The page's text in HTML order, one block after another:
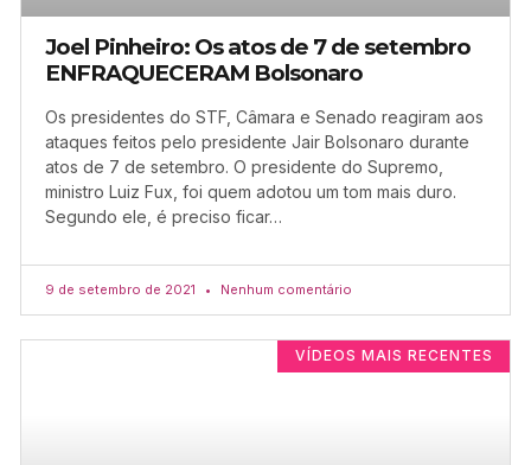
Joel Pinheiro: Os atos de 7 de setembro
ENFRAQUECERAM Bolsonaro
Os presidentes do STF, Câmara e Senado reagiram aos
ataques feitos pelo presidente Jair Bolsonaro durante
atos de 7 de setembro. O presidente do Supremo,
ministro Luiz Fux, foi quem adotou um tom mais duro.
Segundo ele, é preciso ficar…
9 de setembro de 2021 Nenhum comentário
VÍDEOS MAIS RECENTES